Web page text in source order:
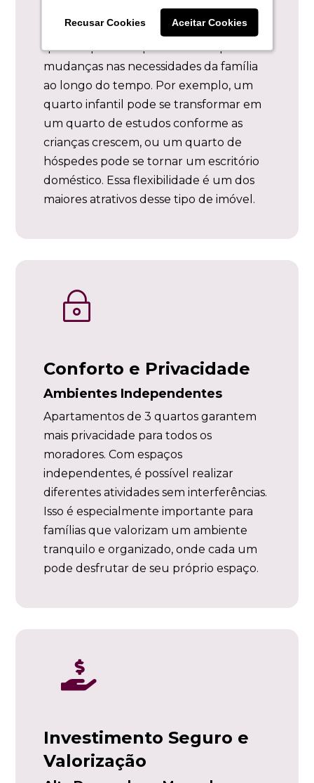
Recusar Cookies Aceitar Cookies
Recusar Cookies Aceitar Cookies
A versatilidade de um apartamento de 3
quartos permite que ele se adapte às
mudanças nas necessidades da família
ao longo do tempo. Por exemplo, um
quarto infantil pode se transformar em
um quarto de estudos conforme as
crianças crescem, ou um quarto de
hóspedes pode se tornar um escritório
doméstico. Essa flexibilidade é um dos
maiores atrativos desse tipo de imóvel.
~
Conforto e Privacidade
Ambientes Independentes
Apartamentos de 3 quartos garantem
mais privacidade para todos os
moradores. Com espaços
independentes, é possível realizar
diferentes atividades sem interferências.
Isso é especialmente importante para
famílias que valorizam um ambiente
tranquilo e organizado, onde cada um
pode desfrutar de seu próprio espaço.

Investimento Seguro e
Valorização